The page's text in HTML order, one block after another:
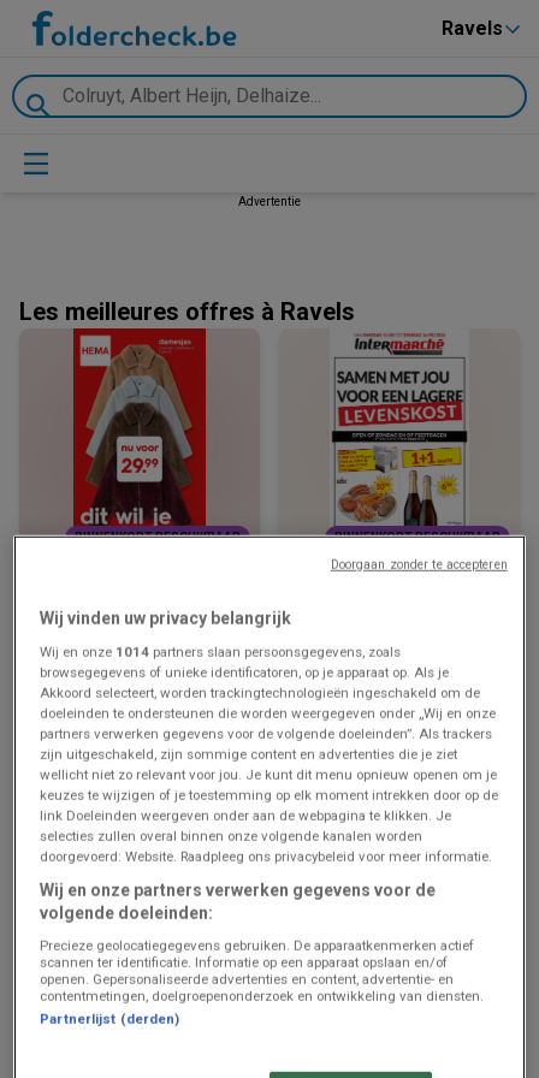
Ravels
Advertentie
Les meilleures offres à Ravels
BINNENKORT BESCHIKBAAR
Bonnes affaires et offres
actuelles
Prijsgegevens
geldig tot en
met 16/8
Ravels
BINNENKORT BESCHIKBAAR
Ontdek de folder van 11 08
- NL
Prijsgegevens
geldig tot en
met 16/8
ZOJUIST TOEGEVOEGD
Zeeman
ZOJUIST TOEGEVOEGD
Wij vinden uw privacy belangrijk
Wij en onze 1014 partners slaan persoonsgegevens, zoals
browsegegevens of unieke identificatoren, op je apparaat op. Als je
Akkoord selecteert, worden trackingtechnologieën ingeschakeld om de
doeleinden te ondersteunen die worden weergegeven onder „Wij en onze
partners verwerken gegevens voor de volgende doeleinden”. Als trackers
zijn uitgeschakeld, zijn sommige content en advertenties die je ziet
wellicht niet zo relevant voor jou. Je kunt dit menu opnieuw openen om je
keuzes te wijzigen of je toestemming op elk moment intrekken door op de
link Doeleinden weergeven onder aan de webpagina te klikken. Je
selecties zullen overal binnen onze volgende kanalen worden
doorgevoerd: Website. Raadpleeg ons privacybeleid voor meer informatie.
Wij en onze partners verwerken gegevens voor de
volgende doeleinden:
Precieze geolocatiegegevens gebruiken. De apparaatkenmerken actief
scannen ter identificatie. Informatie op een apparaat opslaan en/of
openen. Gepersonaliseerde advertenties en content, advertentie- en
contentmetingen, doelgroepenonderzoek en ontwikkeling van diensten.
Partnerlijst (derden)
Doorgaan zonder te accepteren